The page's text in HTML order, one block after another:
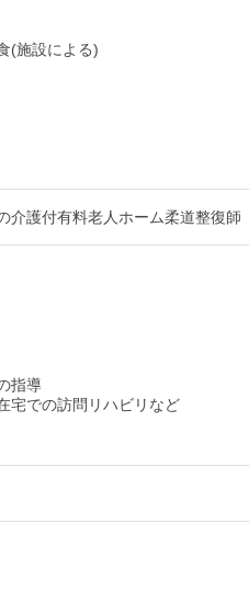
(施設による)
介護付有料老人ホーム柔道整復師
指導
宅での訪問リハビリなど